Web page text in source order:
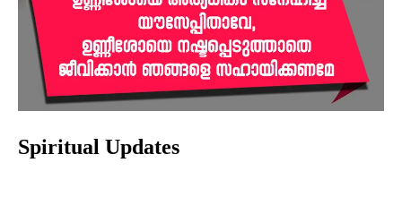
Spiritual Updates